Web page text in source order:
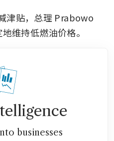
津贴，总理 Prabowo
维持低燃油价格。
businesses